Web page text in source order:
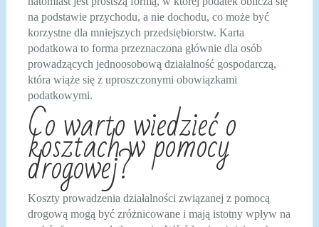
na podstawie przychodu, a nie dochodu, co może być
korzystne dla mniejszych przedsiębiorstw. Karta
podatkowa to forma przeznaczona głównie dla osób
prowadzących jednoosobową działalność gospodarczą,
która wiąże się z uproszczonymi obowiązkami
podatkowymi.
Co warto wiedzieć o
kosztach w pomocy
drogowej?
Koszty prowadzenia działalności związanej z pomocą
drogową mogą być zróżnicowane i mają istotny wpływ na